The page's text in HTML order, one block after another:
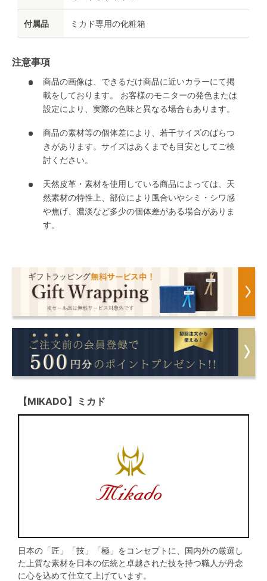
付属品 ミカド専用の化粧箱
注意事項
商品の画像は、できるだけ商品に近いカラーにて掲
載をしております。 お客様のモニターの発色または
設定により、実際の色味と異なる場合もあります。
商品の素材等の個体差により、若干サイズのばらつ
きがあります。サイズはあくまでも目安としてご検
討ください。
天然皮革・素材を使用している商品によっては、天
然素材の特性上、部位により風合いやシミ・シワ感
や焦げ、濃淡など多少の個体差がある場合がありま
す。
【MIKADO】ミカド
日本の「匠」「技」「極」をコンセプトに、国内外の厳選し
た上質な素材を日本の伝統と卓越された技を持つ職人が丹念
に心を込めて仕立て上げています。